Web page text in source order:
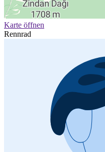
Karte öffnen
Rennrad